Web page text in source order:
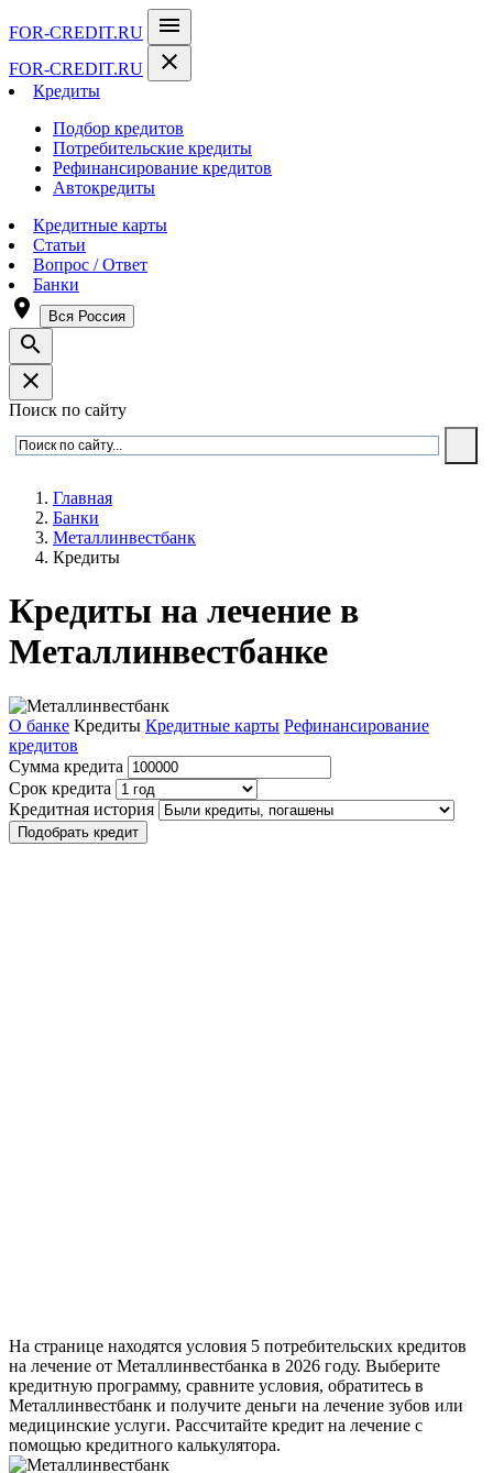
FOR-CREDIT.RU menu
FOR-CREDIT.RU close
Кредиты
Подбор кредитов
Потребительские кредиты
Рефинансирование кредитов
Автокредиты
Кредитные карты
Статьи
Вопрос / Ответ
Банки
room Вся Россия
search
close
Поиск по сайту
Главная
Банки
Металлинвестбанк
Кредиты
Кредиты на лечение в
Металлинвестбанке
О банке Кредиты Кредитные карты Рефинансирование
кредитов
Сумма кредита
Срок кредита
Кредитная история
Подобрать кредит
На странице находятся условия 5 потребительских кредитов
на лечение от Металлинвестбанка в 2026 году. Выберите
кредитную программу, сравните условия, обратитесь в
Металлинвестбанк и получите деньги на лечение зубов или
медицинские услуги. Рассчитайте кредит на лечение с
помощью кредитного калькулятора.